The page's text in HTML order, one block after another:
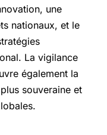
une
nationaux, et le
La vigilance
également la
souveraine et